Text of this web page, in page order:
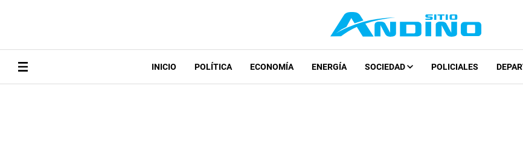
INICIO POLÍTICA ECONOMÍA ENERGÍA SOCIEDAD POLICIALES